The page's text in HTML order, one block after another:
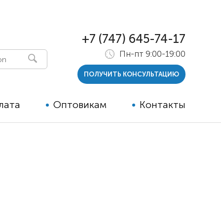
Оптовикам Контакты
+7 (747) 645-74-17
Пн-пт 9:00-19:00
ПОЛУЧИТЬ КОНСУЛЬТАЦИЮ